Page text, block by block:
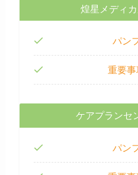
煌星メディ
パン
重要
ケアプランセ
パン